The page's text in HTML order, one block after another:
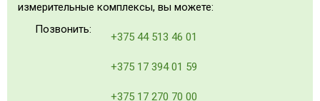
измерительные комплексы, вы можете:
Позвонить:
+375 44 513 46 01
+375 17 394 01 59
+375 17 270 70 00